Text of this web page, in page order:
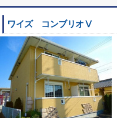
ワイズ コンブリオⅤ